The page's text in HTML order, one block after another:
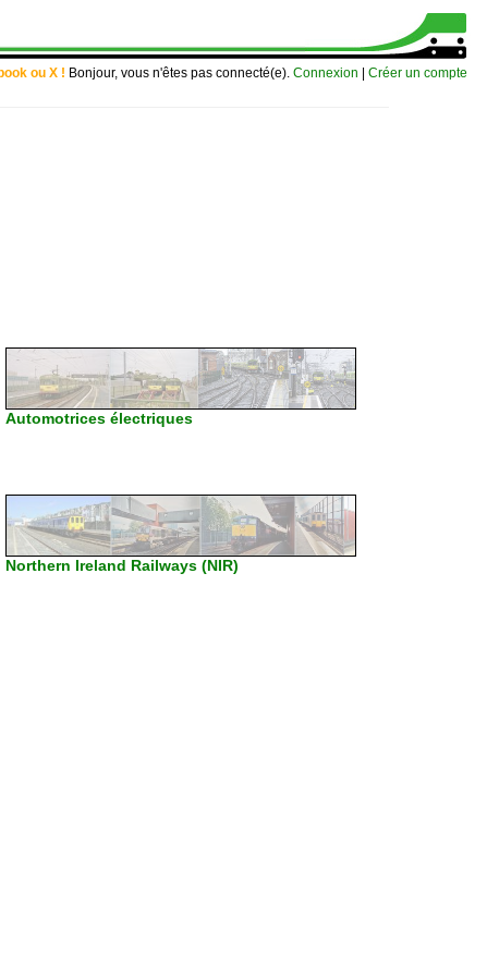
ou X ! Bonjour, vous n'êtes pas connecté(e). Connexion Créer un compte
Automotrices électriques
Northern Ireland Railways (NIR)